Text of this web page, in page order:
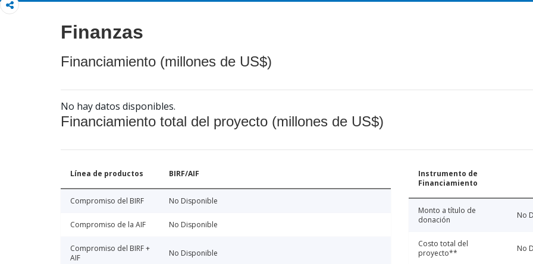
Finanzas
Financiamiento (millones de US$)
No hay datos disponibles.
Financiamiento total del proyecto (millones de US$)
Línea de productos BIRF/AIF
Compromiso del BIRF No Disponible
Compromiso de la AIF No Disponible
Compromiso del BIRF +
AIF
No Disponible
Instrumento de
Financiamiento
Monto a título de
donación
No
Costo total del
proyecto**
No